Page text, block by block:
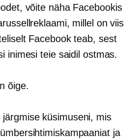
võite näha Facebookis
millel on viis
Facebook teab, sest
inimesi teie saidil ostmas.
õige.
järgmise küsimuseni, mis
ja